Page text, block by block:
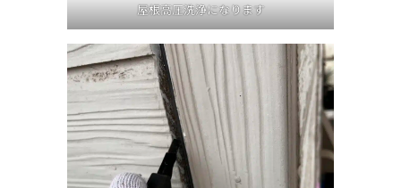
屋根高圧洗浄になります